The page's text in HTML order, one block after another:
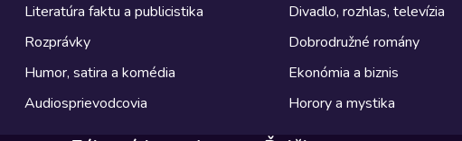
Literatúra faktu a publicistika
Rozprávky
Humor, satira a komédia
Audiosprievodcovia
Divadlo, rozhlas, televízia
Dobrodružné romány
Ekonómia a biznis
Horory a mystika